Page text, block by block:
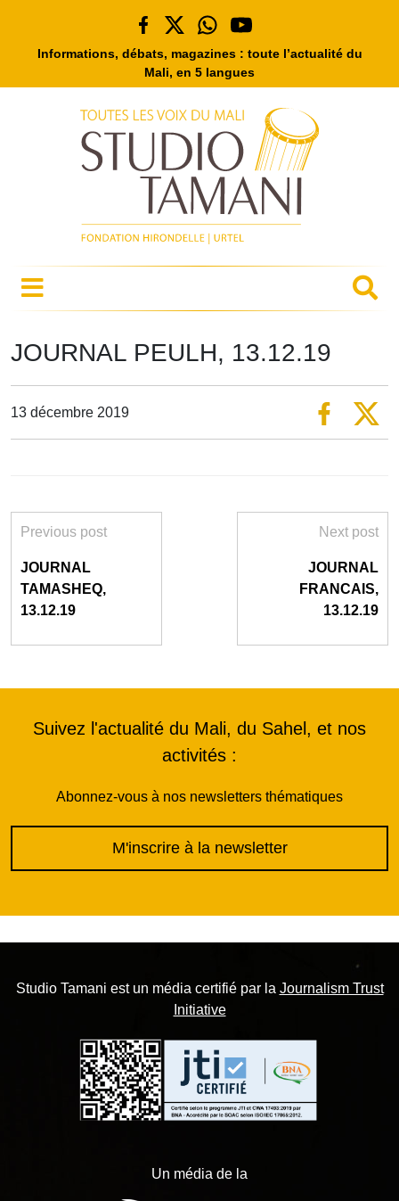
Informations, débats, magazines : toute l’actualité du
Mali, en 5 langues
JOURNAL PEULH, 13.12.19
13 décembre 2019
Previous post
JOURNAL
TAMASHEQ,
13.12.19
Next post
JOURNAL
FRANCAIS,
13.12.19
Suivez l'actualité du Mali, du Sahel, et nos
activités :
Abonnez-vous à nos newsletters thématiques
M'inscrire à la newsletter
Studio Tamani est un média certifié par la Journalism Trust
Initiative
Un média de la